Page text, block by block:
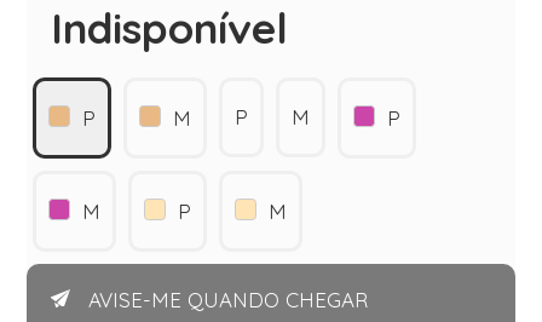
Indisponível
P M P M P
M P M
AVISE-ME QUANDO CHEGAR